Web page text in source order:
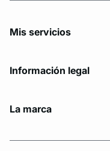
Mis servicios
Información legal
La marca